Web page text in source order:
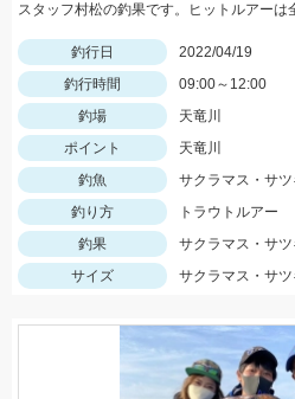
釣行日
2022/04/19
釣行時間
09:00～12:00
釣場
天竜川
ポイント
天竜川
釣魚
サクラマス・サツ
釣り方
トラウトルアー
釣果
サクラマス・サ
サイズ
サクラマス・サ